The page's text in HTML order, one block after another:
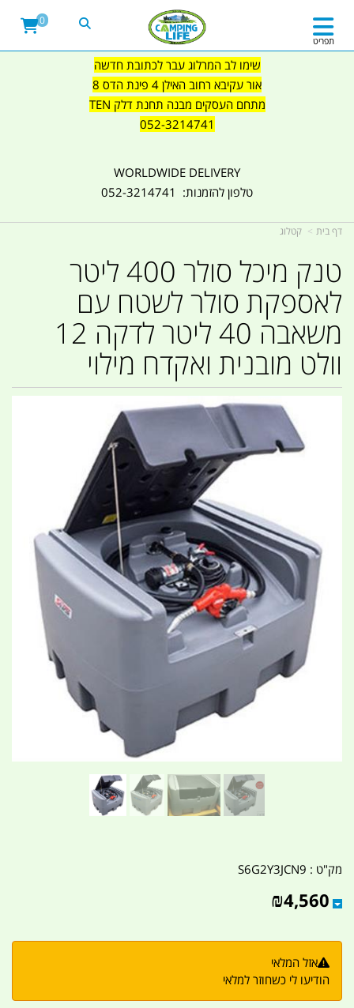
שימו לב המרלוג עבר לכתובת חדשה
אור עקיבא רחוב האילן 4 פינת הדס 8
מתחם העסקים מבנה תחנת דלק TEN
052-3214741
WORLDWIDE DELIVERY
טלפון להזמנות: 052-3214741
תפריט
0
דף בית קטלוג
טנק מיכל סולר 400 ליטר
לאספקת סולר לשטח עם
משאבה 40 ליטר לדקה 12
וולט מובנית ואקדח מילוי
מק"ט : S6G2Y3JCN9
₪4,560
אזל המלאי
הודיעו לי כשחוזר למלאי